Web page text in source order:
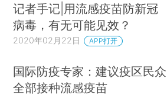
记者手记|用流感疫苗防新冠
病毒，有无可能见效？
2020年02月22日 APP打开
国际防疫专家：建议疫区民众
全部接种流感疫苗